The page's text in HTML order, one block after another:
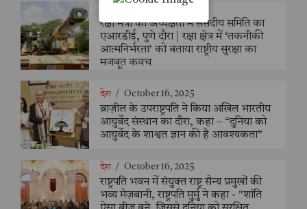
October 16, 2025
रक्षा मंत्री की अध्यक्षता में संसदीय समिति का
एआरडीई, पुणे दौरा | रक्षा क्षेत्र में ‘तकनीकी
आत्मनिर्भरता’ को बताया राष्ट्रीय सुरक्षा का
मजबूत कवच
देश / October 16, 2025
ब्राज़ील के उपराष्ट्रपति ने किया अखिल भारतीय
आयुर्वेद संस्थान का दौरा, कहा – “दुनिया को
आयुर्वेद के शाश्वत ज्ञान की है आवश्यकता”
देश / October 16, 2025
राष्ट्रपति भवन में संयुक्त राष्ट्र सैन्य प्रमुखों की
भव्य मेज़बानी, राष्ट्रपति मुर्मु ने कहा - "शांति